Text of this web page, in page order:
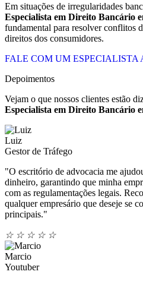
Em situações de irregularidades
Especialista em Direito Bancário
fundamental para resolver conflitos
direitos dos consumidores.
FALE COM UM ESPECIALISTA
Depoimentos
Vejam o que nossos clientes estão
Especialista em Direito Bancário
Luiz
Gestor de Tráfego
"O escritório de advocacia me
dinheiro, garantindo que minha
com as regulamentações legais.
qualquer empresário que deseje se
principais."
☆ ☆ ☆ ☆ ☆
Marcio
Youtuber